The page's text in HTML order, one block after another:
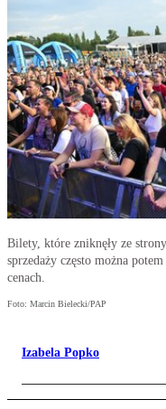
Bilety, które zniknęły ze
sprzedaży często można
cenach.
Foto: Marcin Bielecki/PAP
Izabela Popko